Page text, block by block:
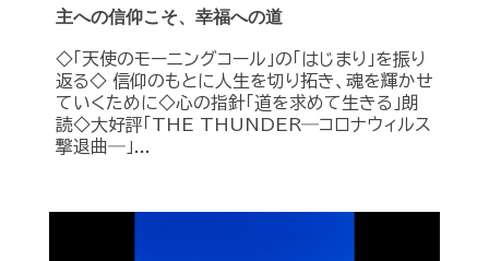
主への信仰こそ、幸福への道
◇「天使のモーニングコール」の「はじまり」を振り
返る◇ 信仰のもとに人生を切り拓き、魂を輝かせ
ていくために◇心の指針「道を求めて生きる」朗
読◇大好評「THE THUNDER―コロナウィルス
撃退曲―」...